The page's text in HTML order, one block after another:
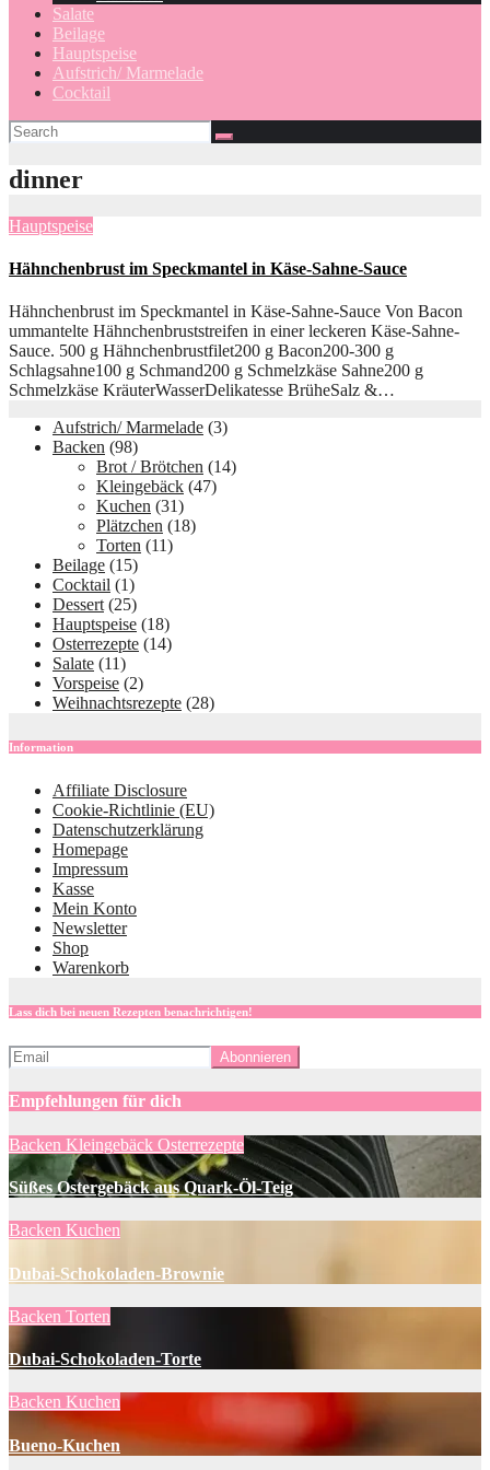
Salate
Beilage
Hauptspeise
Aufstrich/ Marmelade
Cocktail
dinner
Hauptspeise
Hähnchenbrust im Speckmantel in Käse-Sahne-Sauce
Hähnchenbrust im Speckmantel in Käse-Sahne-Sauce Von Bacon
ummantelte Hähnchenbruststreifen in einer leckeren Käse-Sahne-
Sauce. 500 g Hähnchenbrustfilet200 g Bacon200-300 g
Schlagsahne100 g Schmand200 g Schmelzkäse Sahne200 g
Schmelzkäse KräuterWasserDelikatesse BrüheSalz &…
Aufstrich/ Marmelade (3)
Backen (98)
Brot / Brötchen (14)
Kleingebäck (47)
Kuchen (31)
Plätzchen (18)
Torten (11)
Beilage (15)
Cocktail (1)
Dessert (25)
Hauptspeise (18)
Osterrezepte (14)
Salate (11)
Vorspeise (2)
Weihnachtsrezepte (28)
Information
Affiliate Disclosure
Cookie-Richtlinie (EU)
Datenschutzerklärung
Homepage
Impressum
Kasse
Mein Konto
Newsletter
Shop
Warenkorb
Lass dich bei neuen Rezepten benachrichtigen!
Empfehlungen für dich
Backen Kleingebäck Osterrezepte
Süßes Ostergebäck aus Quark-Öl-Teig
Backen Kuchen
Dubai-Schokoladen-Brownie
Backen Torten
Dubai-Schokoladen-Torte
Backen Kuchen
Bueno-Kuchen